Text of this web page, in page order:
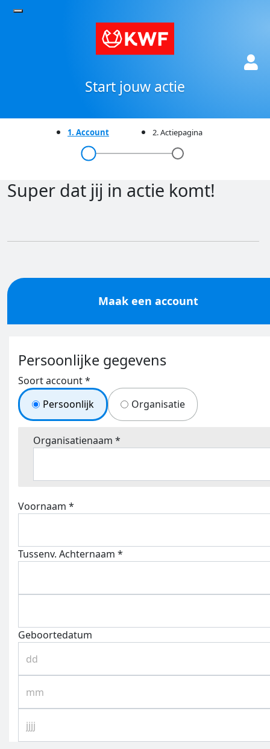
Start jouw actie
1. Account 2.Actiepagina
Super dat jij in actie komt!
Maak een account
Persoonlijke gegevens
Soort account *
Persoonlijk
Organisatie
Organisatienaam *
Voornaam *
Tussenv. Achternaam *
Geboortedatum